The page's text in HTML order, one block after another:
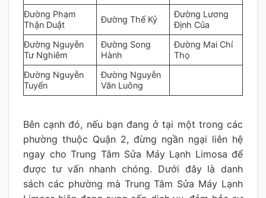
Đường Phạm
Thận Duật
Đường Thế Kỷ
Đường Lương
Định Của
Đường Nguyễn
Tư Nghiêm
Đường Song
Hành
Đường Mai Chí
Thọ
Đường Nguyễn
Tuyển
Đường Nguyễn
Văn Luông
Bên cạnh đó, nếu bạn đang ở tại một trong các
phường thuộc Quận 2, đừng ngần ngại liên hệ
ngay cho Trung Tâm Sửa Máy Lạnh Limosa để
được tư vấn nhanh chóng. Dưới đây là danh
sách các phường mà Trung Tâm Sửa Máy Lạnh